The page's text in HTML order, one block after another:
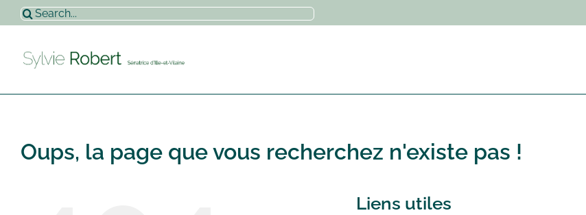
Passer
au
Rechercher:
Oups, la page que vous recherchez n'existe pas !
Liens utiles